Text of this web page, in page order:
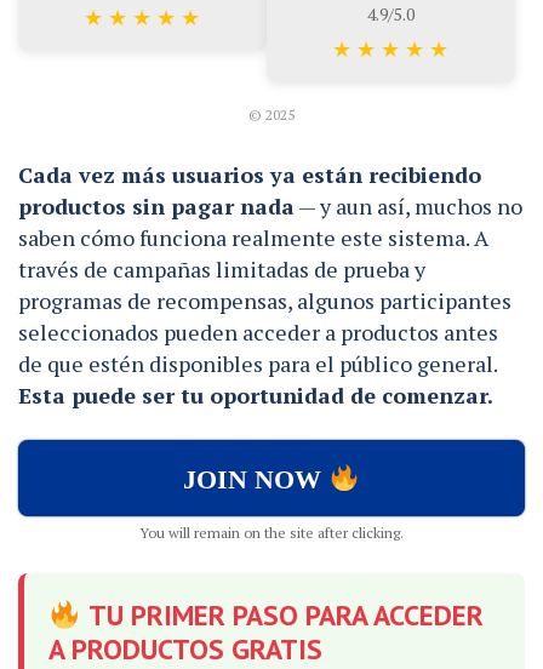
★ ★ ★ ★ ★ 4.9/5.0
★ ★ ★ ★ ★
© 2025
Cada vez más usuarios ya están recibiendo
productos sin pagar nada — y aun así, muchos no
saben cómo funciona realmente este sistema. A
través de campañas limitadas de prueba y
programas de recompensas, algunos participantes
seleccionados pueden acceder a productos antes
de que estén disponibles para el público general.
Esta puede ser tu oportunidad de comenzar.
JOIN NOW
You will remain on the site after clicking.
TU PRIMER PASO PARA ACCEDER
A PRODUCTOS GRATIS